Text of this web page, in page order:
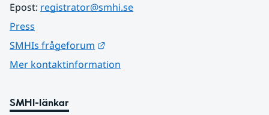
Epost: registrator@smhi.se
Press
SMHIs frågeforum
Mer kontaktinformation
SMHI-länkar